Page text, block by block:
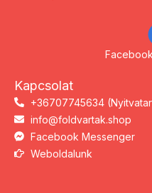
Kapcsolat
+36707745634
info@foldvartak.shop
Facebook Messenger
Weboldalunk